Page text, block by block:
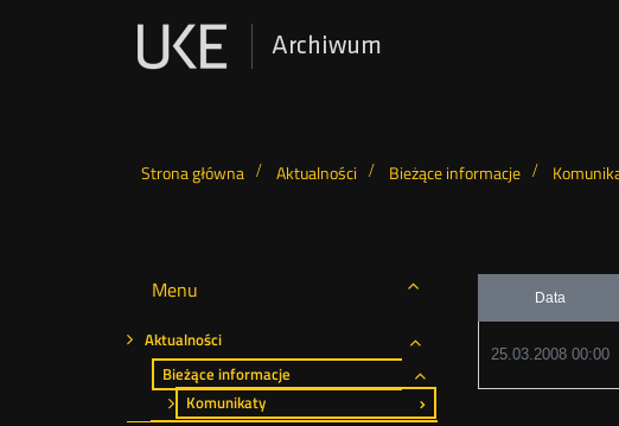
Archiwum
Wyszukiwarka
Strona główna Aktualności Bieżące informacje
Menu
Aktualności
Bieżące informacje Rozwiń
Komunikaty
Data
25.03.2008 00:00